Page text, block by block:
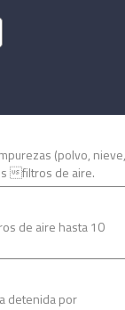
(polvo, nieve,
filtros de aire.
de aire hasta 10
detenida por